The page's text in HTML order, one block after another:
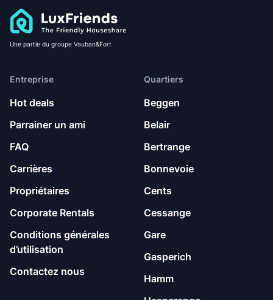
Une partie du groupe Vauban&Fort
Entreprise
Hot deals
Parrainer un ami
FAQ
Carrières
Propriétaires
Corporate Rentals
Conditions générales
d’utilisation
Contactez nous
Quartiers
Beggen
Belair
Bertrange
Bonnevoie
Cents
Cessange
Gare
Gasperich
Hamm